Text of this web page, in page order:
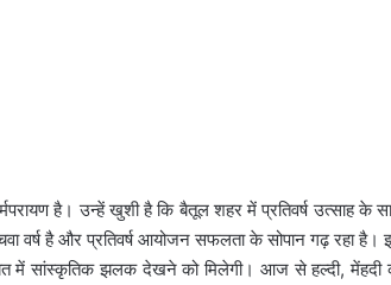
है। उन्हें खुशी है कि बैतूल शहर में प्रतिवर्ष उत्साह के
वर्ष है और प्रतिवर्ष आयोजन सफलता के सोपान गढ़ रहा है।
में सांस्कृतिक झलक देखने को मिलेगी। आज से हल्दी, मेंहदी